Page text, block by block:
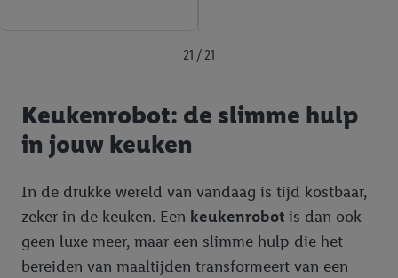
21 / 21
Keukenrobot: de slimme hulp
in jouw keuken
In de drukke wereld van vandaag is tijd kostbaar,
zeker in de keuken. Een keukenrobot is dan ook
geen luxe meer, maar een slimme hulp die het
bereiden van maaltijden transformeert van een